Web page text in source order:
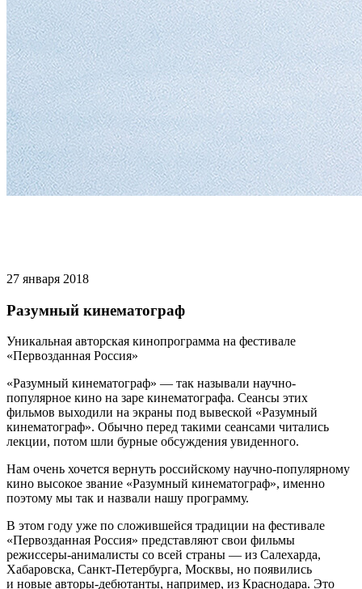
27 января 2018
Разумный кинематограф
Уникальная авторская кинопрограмма на фестивале
«Первозданная Россия»
«Разумный кинематограф» — так называли научно-
популярное кино на заре кинематографа. Сеансы этих
фильмов выходили на экраны под вывеской «Разумный
кинематограф». Обычно перед такими сеансами читались
лекции, потом шли бурные обсуждения увиденного.
Нам очень хочется вернуть российскому научно-популярному
кино высокое звание «Разумный кинематограф», именно
поэтому мы так и назвали нашу программу.
В этом году уже по сложившейся традиции на фестивале
«Первозданная Россия» представляют свои фильмы
режиссеры-анималисты со всей страны — из Салехарда,
Хабаровска, Санкт-Петербурга, Москвы, но появились
и новые авторы-дебютанты, например, из Краснодара. Это